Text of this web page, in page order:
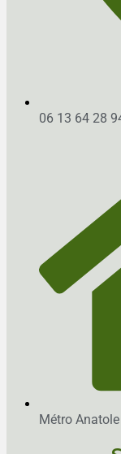
06 13 64 28
Métro